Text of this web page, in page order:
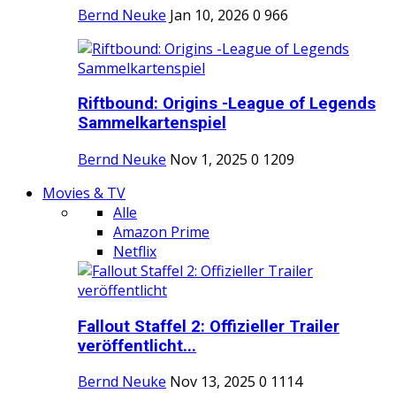
Bernd Neuke Jan 10, 2026 0 966
Riftbound: Origins -League of Legends
Sammelkartenspiel
Bernd Neuke Nov 1, 2025 0 1209
Movies & TV
Alle
Amazon Prime
Netflix
Fallout Staffel 2: Offizieller Trailer
veröffentlicht...
Bernd Neuke Nov 13, 2025 0 1114